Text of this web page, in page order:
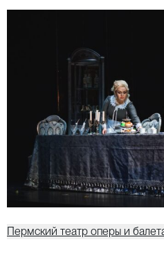
Пермский театр оперы и